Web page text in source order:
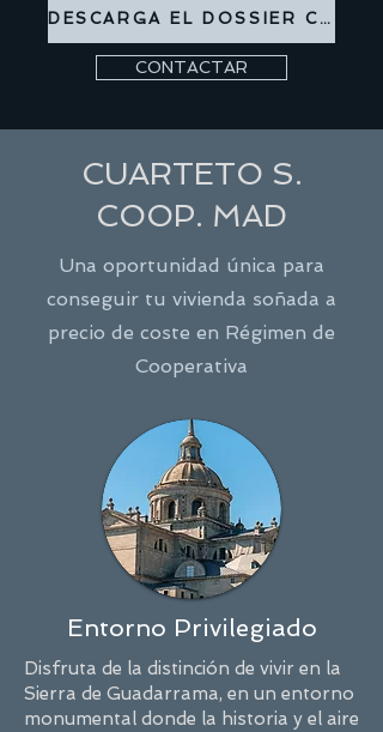
DESCARGA EL DOSSIER COMERCIAL
CONTACTAR
CUARTETO S.
COOP. MAD
Una oportunidad única para
conseguir tu vivienda soñada a
precio de coste en Régimen de
Cooperativa
Entorno Privilegiado
Disfruta de la distinción de vivir en la
Sierra de Guadarrama, en un entorno
monumental donde la historia y el aire